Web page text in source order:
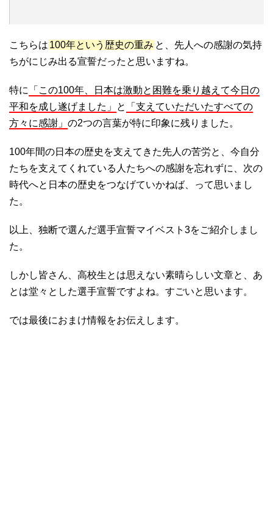
こちらは 100年という歴史の重み と、先人への感謝の気持
ちがにじみ出る宣誓だったと思いますね。
特に
「この100年、日本は激動と困難を乗り越えて今日の
平和を成し遂げました」
と
「支えていただいたすべての
方々に感謝」 の2つの言葉が特に印象に残りました。
100年間の日本の歴史を支えてきた先人の苦労と、今自分
たちを支えてくれている人たちへの感謝を忘れずに、次の
時代へと日本の歴史をつなげていかねば、って思いまし
た。
以上、独断で選んだ選手宣誓マイベスト3をご紹介しまし
た。
しかし皆さん、高校生とは思えない素晴らしい文章と、あ
とは堂々とした選手宣誓ですよね。すごいと思います。
では最後におまけ情報をお伝えします。